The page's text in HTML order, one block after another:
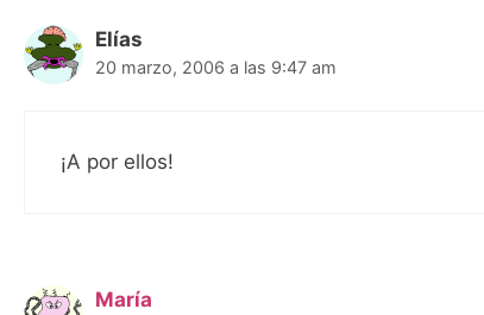
Elías
20 marzo, 2006 a las 9:47 am
¡A por ellos!
María